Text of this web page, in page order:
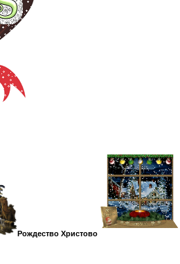
Рождество Христово